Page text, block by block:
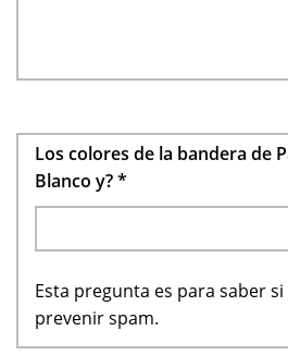
Los colores de la bandera de
Blanco y?*
Esta pregunta es para saber
prevenir spam.